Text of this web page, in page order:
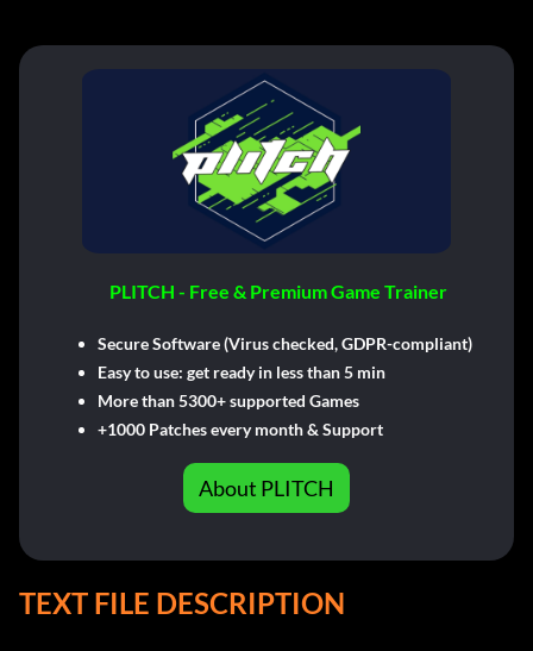
PLITCH - Free & Premium Game Trainer
Secure Software (Virus checked, GDPR-compliant)
Easy to use: get ready in less than 5 min
More than 5300+ supported Games
+1000 Patches every month & Support
About PLITCH
TEXT FILE DESCRIPTION